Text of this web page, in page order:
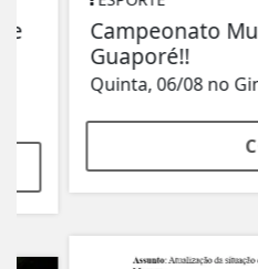
Campeonato
Guaporé!!
Quinta, 06/08 no